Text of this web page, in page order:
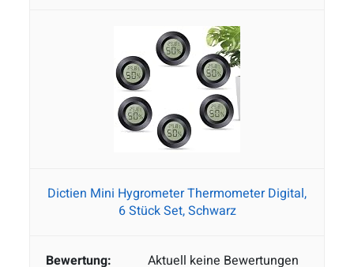
Dictien Mini Hygrometer Thermometer Digital,
6 Stück Set, Schwarz
Aktuell keine Bewertungen